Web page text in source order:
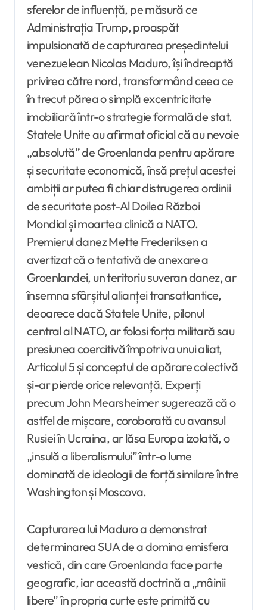
sferelor de influență, pe măsură ce
Administrația Trump, proaspăt
impulsionată de capturarea președintelui
venezuelean Nicolas Maduro, își îndreaptă
privirea către nord, transformând ceea ce
în trecut părea o simplă excentricitate
imobiliară într-o strategie formală de stat.
Statele Unite au afirmat oficial că au nevoie
„absolută” de Groenlanda pentru apărare
și securitate economică, însă prețul acestei
ambiții ar putea fi chiar distrugerea ordinii
de securitate post-Al Doilea Război
Mondial și moartea clinică a NATO.
Premierul danez Mette Frederiksen a
avertizat că o tentativă de anexare a
Groenlandei, un teritoriu suveran danez, ar
însemna sfârșitul alianței transatlantice,
deoarece dacă Statele Unite, pilonul
central al NATO, ar folosi forța militară sau
presiunea coercitivă împotriva unui aliat,
Articolul 5 și conceptul de apărare colectivă
și-ar pierde orice relevanță. Experți
precum John Mearsheimer sugerează că o
astfel de mișcare, coroborată cu avansul
Rusiei în Ucraina, ar lăsa Europa izolată, o
„insulă a liberalismului” într-o lume
dominată de ideologii de forță similare între
Washington și Moscova.
Capturarea lui Maduro a demonstrat
determinarea SUA de a domina emisfera
vestică, din care Groenlanda face parte
geografic, iar această doctrină a „mâinii
libere” în propria curte este primită cu